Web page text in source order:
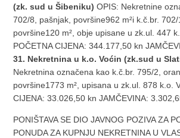
(zk. sud u Šibeniku) OPIS: Nekretnine
702/8, pašnjak, površine962 m²i k.č.br. 702/
površine120 m², obje upisane u zk.ul. 447
POČETNA CIJENA: 344.177,50 kn
31. Nekretnina u k.o. Voćin (zk.sud u
Nekretnina označena kao k.č.br. 795/2,
površine1773 m², upisana u zk.ul. 878 k.o.
CIJENA: 33.026,50 kn JAMČEVINA:
PONIŠTAVA SE DIO JAVNOG POZIVA ZA
PONUDA ZA KUPNJU NEKRETNINA U